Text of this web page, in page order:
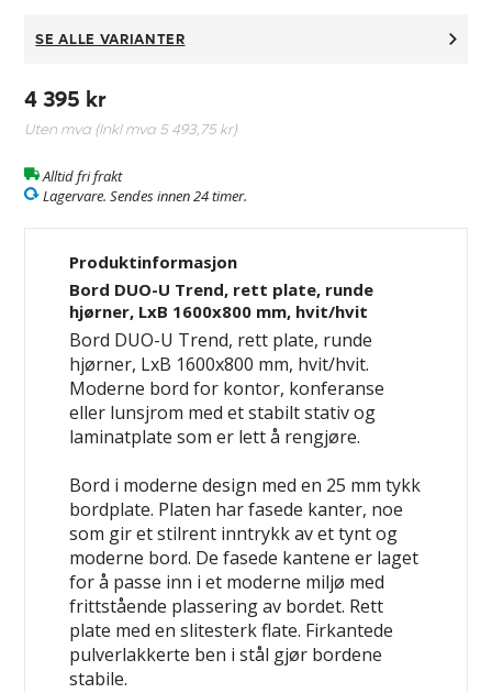
SE ALLE VARIANTER
4 395 kr
Uten mva (Inkl mva 5 493,75 kr)
Alltid fri frakt
Lagervare. Sendes innen 24 timer.
Produktinformasjon
Bord DUO-U Trend, rett plate, runde
hjørner, LxB 1600x800 mm, hvit/hvit
Bord DUO-U Trend, rett plate, runde
hjørner, LxB 1600x800 mm, hvit/hvit.
Moderne bord for kontor, konferanse
eller lunsjrom med et stabilt stativ og
laminatplate som er lett å rengjøre.
Bord i moderne design med en 25 mm tykk
bordplate. Platen har fasede kanter, noe
som gir et stilrent inntrykk av et tynt og
moderne bord. De fasede kantene er laget
for å passe inn i et moderne miljø med
frittstående plassering av bordet. Rett
plate med en slitesterk flate. Firkantede
pulverlakkerte ben i stål gjør bordene
stabile.